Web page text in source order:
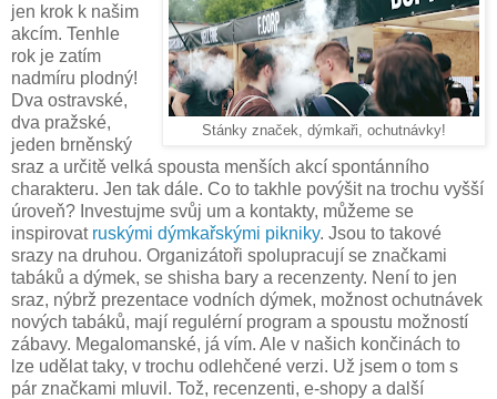
Stánky značek, dýmkaři, ochutnávky!
jen krok k našim
akcím. Tenhle
rok je zatím
nadmíru plodný!
Dva ostravské,
dva pražské,
jeden brněnský
sraz a určitě velká spousta menších akcí spontánního
charakteru. Jen tak dále. Co to takhle povýšit na trochu vyšší
úroveň? Investujme svůj um a kontakty, můžeme se
inspirovat ruskými dýmkařskými pikniky. Jsou to takové
srazy na druhou. Organizátoři spolupracují se značkami
tabáků a dýmek, se shisha bary a recenzenty. Není to jen
sraz, nýbrž prezentace vodních dýmek, možnost ochutnávek
nových tabáků, mají regulérní program a spoustu možností
zábavy. Megalomanské, já vím. Ale v našich končinách to
lze udělat taky, v trochu odlehčené verzi. Už jsem o tom s
pár značkami mluvil. Tož, recenzenti, e-shopy a další